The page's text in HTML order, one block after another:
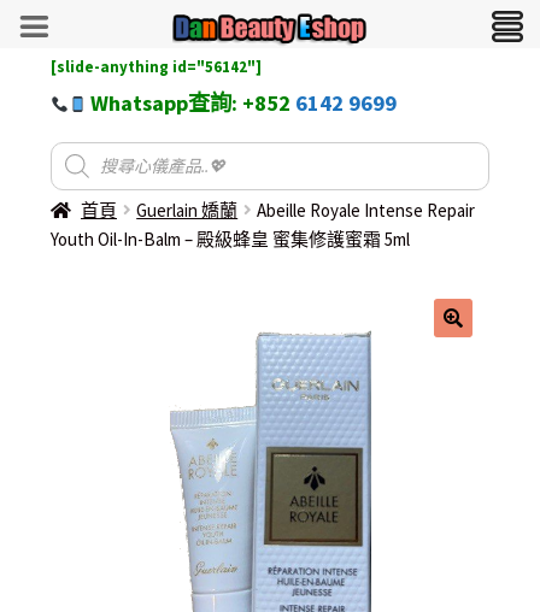
[slide-anything id="56142"]
Whatsapp查詢: +852 6142 9699
首頁 Guerlain 嬌蘭
Abeille Royale Intense Repair
Youth Oil-In-Balm – 殿級蜂皇 蜜集修護蜜霜 5ml